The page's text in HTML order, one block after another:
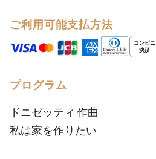
ご利用可能支払方法
プログラム
ドニゼッティ 作曲
私は家を作りたい